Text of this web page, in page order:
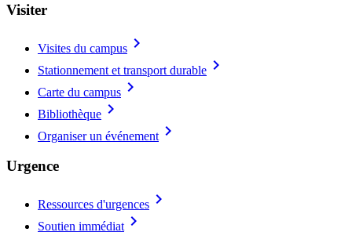
Visiter
Visites du campus chevron_right
Stationnement et transport durable chevron_right
Carte du campus chevron_right
Bibliothèque chevron_right
Organiser un événement chevron_right
Urgence
Ressources d'urgences chevron_right
Soutien immédiat chevron_right